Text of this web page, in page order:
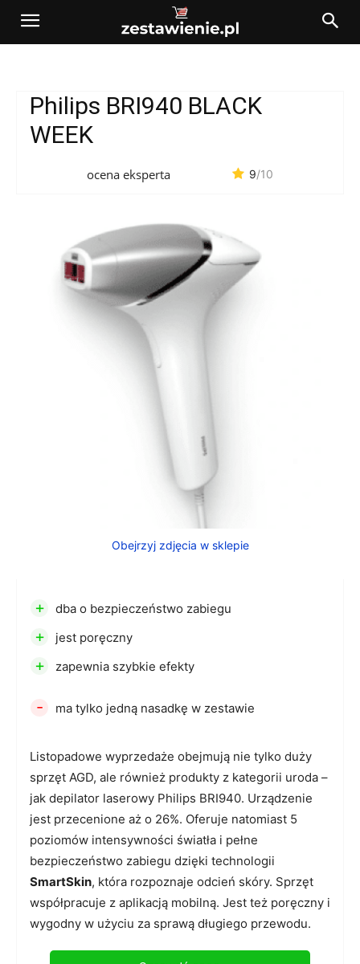
Philips BRI940 BLACK
WEEK
ocena eksperta 9/10
Obejrzyj zdjęcia w sklepie
Listopadowe wyprzedaże obejmują nie tylko duży
sprzęt AGD, ale również produkty z kategorii uroda –
jak depilator laserowy Philips BRI940. Urządzenie
jest przecenione aż o 26%. Oferuje natomiast 5
poziomów intensywności światła i pełne
bezpieczeństwo zabiegu dzięki technologii
SmartSkin, która rozpoznaje odcień skóry. Sprzęt
współpracuje z aplikacją mobilną. Jest też poręczny i
wygodny w użyciu za sprawą długiego przewodu.
+ dba o bezpieczeństwo zabiegu
+ jest poręczny
+ zapewnia szybkie efekty
- ma tylko jedną nasadkę w zestawie